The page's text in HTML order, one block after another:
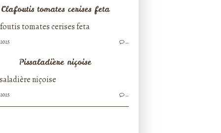
Clafoutis tomates cerises feta
…
Pissaladière niçoise
…